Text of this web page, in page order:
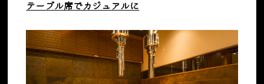
テーブル席でカジュアルに